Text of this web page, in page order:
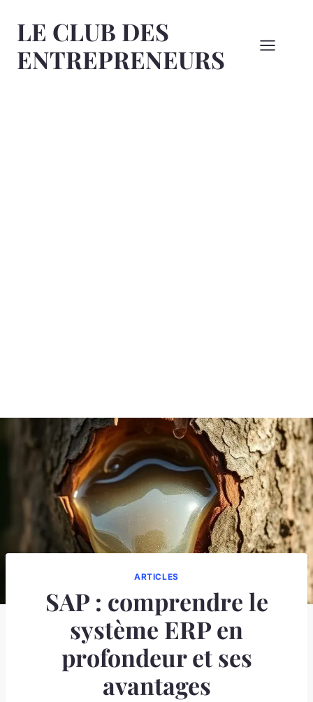
LE CLUB DES
ENTREPRENEURS
ARTICLES
SAP : comprendre le
système ERP en
profondeur et ses
avantages